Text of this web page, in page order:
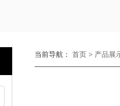
当前导航： 首页 > 产品展